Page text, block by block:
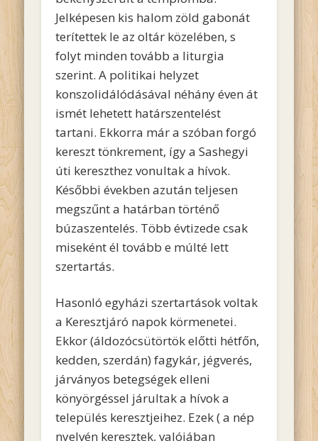
Jelképesen kis halom zöld gabonát
terítettek le az oltár közelében, s
folyt minden tovább a liturgia
szerint. A politikai helyzet
konszolidálódásával néhány éven át
ismét lehetett határszentelést
tartani. Ekkorra már a szóban forgó
kereszt tönkrement, így a Sashegyi
úti kereszthez vonultak a hívok.
Későbbi években azután teljesen
megszűnt a határban történő
búzaszentelés. Több évtizede csak
miseként él tovább e múlté lett
szertartás.
Hasonló egyházi szertartások voltak
a Keresztjáró napok körmenetei.
Ekkor (áldozócsütörtök előtti hétfőn,
kedden, szerdán) fagykár, jégverés,
járványos betegségek elleni
könyörgéssel járultak a hívok a
település keresztjeihez. Ezek ( a nép
nyelvén keresztek, valójában